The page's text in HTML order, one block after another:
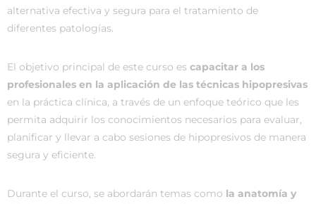
alternativa efectiva y segura para el tratamiento de
diferentes patologías.
El objetivo principal de este curso es capacitar a los
profesionales en la aplicación de las técnicas hipopresivas
en la práctica clínica, a través de un enfoque teórico que les
permita adquirir los conocimientos necesarios para evaluar,
planificar y llevar a cabo sesiones de hipopresivos de manera
segura y eficiente.
Durante el curso, se abordarán temas como la anatomía y